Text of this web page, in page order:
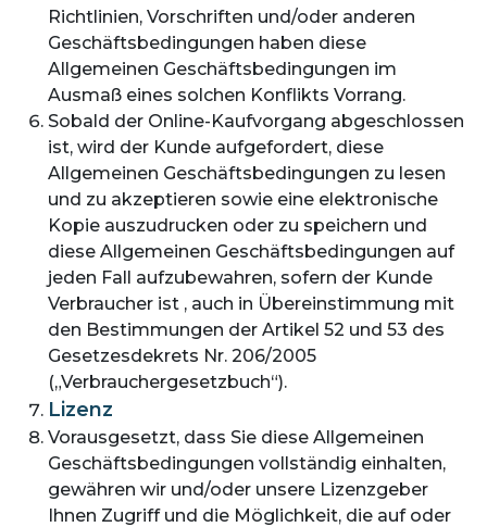
Richtlinien, Vorschriften und/oder anderen
Geschäftsbedingungen haben diese
Allgemeinen Geschäftsbedingungen im
Ausmaß eines solchen Konflikts Vorrang.
Sobald der Online-Kaufvorgang abgeschlossen
ist, wird der Kunde aufgefordert, diese
Allgemeinen Geschäftsbedingungen zu lesen
und zu akzeptieren sowie eine elektronische
Kopie auszudrucken oder zu speichern und
diese Allgemeinen Geschäftsbedingungen auf
jeden Fall aufzubewahren, sofern der Kunde
Verbraucher ist , auch in Übereinstimmung mit
den Bestimmungen der Artikel 52 und 53 des
Gesetzesdekrets Nr. 206/2005
(„Verbrauchergesetzbuch“).
Lizenz
Vorausgesetzt, dass Sie diese Allgemeinen
Geschäftsbedingungen vollständig einhalten,
gewähren wir und/oder unsere Lizenzgeber
Ihnen Zugriff und die Möglichkeit, die auf oder